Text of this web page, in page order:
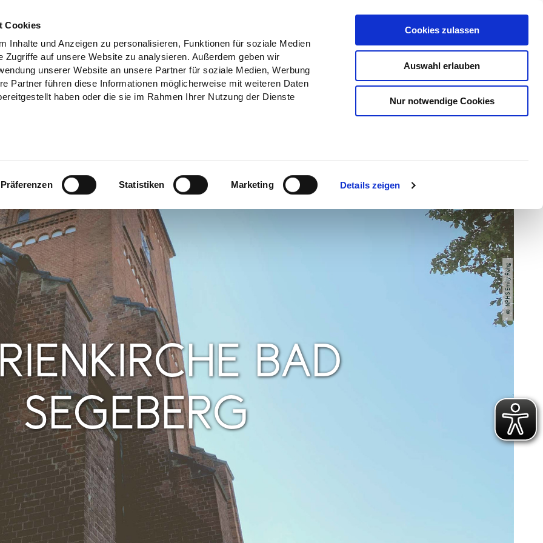
Cookies
Inhalte und Anzeigen zu personalisieren, Funktionen für soziale Medien
Zugriffe auf unsere Website zu analysieren. Außerdem geben wir
unserer Website an unsere Partner für soziale Medien, Werbung
Partner führen diese Informationen möglicherweise mit weiteren Daten
haben oder die sie im Rahmen Ihrer Nutzung der Dienste
Präferenzen Statistiken Marketing Details zeigen
Cookies zulassen
Auswahl erlauben
Nur notwendige Cookies
Erlebnisse Buchen
© NPHS Emily Rehg
BAD
SEGEBERG